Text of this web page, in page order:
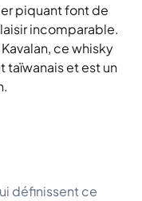
piquant font de
incomparable.
ce whisky
taïwanais et est un
définissent ce